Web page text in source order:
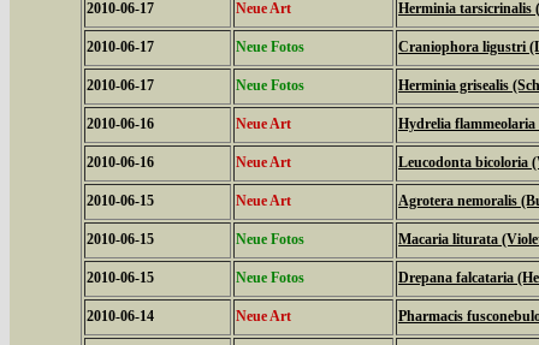
2010-06-17 Neue Art Herminia tarsicrinalis
2010-06-17 Neue Fotos Craniophora ligustri
2010-06-17 Neue Fotos Herminia grisealis
2010-06-16 Neue Art Hydrelia
2010-06-16 Neue Art Leucodonta bicoloria
2010-06-15 Neue Art Agrotera nemoralis
2010-06-15 Neue Fotos Macaria liturata
2010-06-15 Neue Fotos Drepana falcataria
2010-06-14 Neue Art Pharmacis